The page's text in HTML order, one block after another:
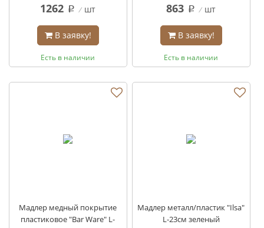
1262 q шт
В заявку!
Есть в наличии
863 q шт
В заявку!
Есть в наличии
Мадлер медный покрытие
пластиковое "Bar Ware" L-
Мадлер металл/пластик "Ilsa"
L-23см зеленый